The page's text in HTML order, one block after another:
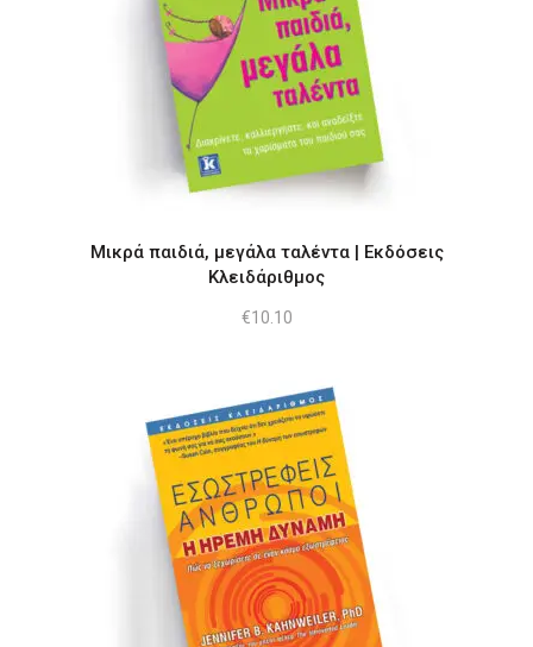
Μικρά παιδιά, μεγάλα ταλέντα | Εκδόσεις
Κλειδάριθμος
€10.10